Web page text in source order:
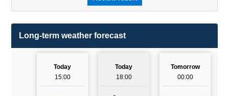
Long-term weather forecast
Today
15:00
Today
18:00
Tomorrow
00:00